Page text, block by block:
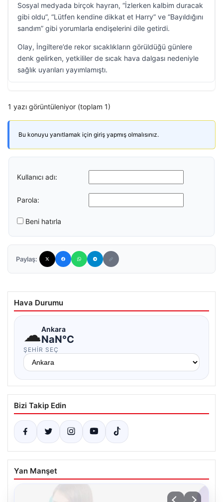
Sosyal medyada birçok hayran, “İzlerken kalbim duracak
gibi oldu”, “Lütfen kendine dikkat et Harry” ve “Bayıldığını
sandım” gibi yorumlarla endişelerini dile getirdi.
Olay, İngiltere’de rekor sıcaklıkların görüldüğü günlere
denk gelirken, yetkililer de sıcak hava dalgası nedeniyle
sağlık uyarıları yayımlamıştı.
1 yazı görüntüleniyor (toplam 1)
Bu konuyu yanıtlamak için giriş yapmış olmalısınız.
Kullanıcı adı:
Parola:
Beni hatırla
Paylaş:
Hava Durumu
☁Ankara
NaN°C
ŞEHIR SEÇ
Bizi Takip Edin
Yan Manşet